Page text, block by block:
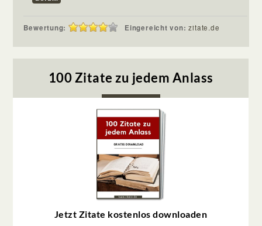
Bewertung: Eingereicht von:zitate.de